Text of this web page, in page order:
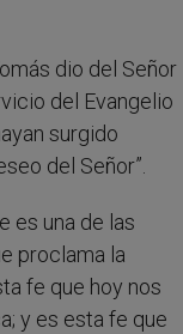
dio del Señor
del Evangelio
surgido
del Señor”.
es una de las
proclama la
fe que hoy nos
y es esta fe que